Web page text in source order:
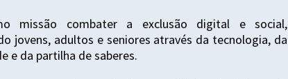
missão combater a exclusão digital e social,
jovens, adultos e seniores através da tecnologia, da
e da partilha de saberes.